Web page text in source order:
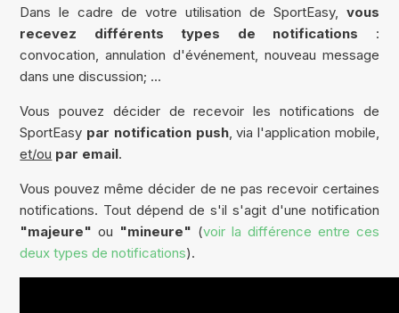
Dans le cadre de votre utilisation de SportEasy, vous
recevez différents types de notifications :
convocation, annulation d'événement, nouveau message
dans une discussion; ...
Vous pouvez décider de recevoir les notifications de
SportEasy par notification push, via l'application mobile,
et/ou par email.
Vous pouvez même décider de ne pas recevoir certaines
notifications. Tout dépend de s'il s'agit d'une notification
"majeure" ou "mineure" (voir la différence entre ces
deux types de notifications).